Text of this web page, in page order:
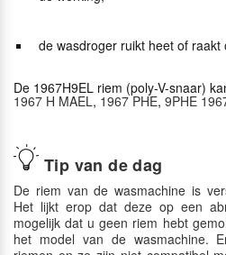
Tip van de dag
De riem van de wasmachine is
Het lijkt erop dat deze op een
mogelijk dat u geen riem hebt
het model van de wasmachine.
de wasdroger ruikt heet of raakt
De 1967H9EL riem (poly-V-snaar)
1967 H MAEL, 1967 PHE, 9PHE